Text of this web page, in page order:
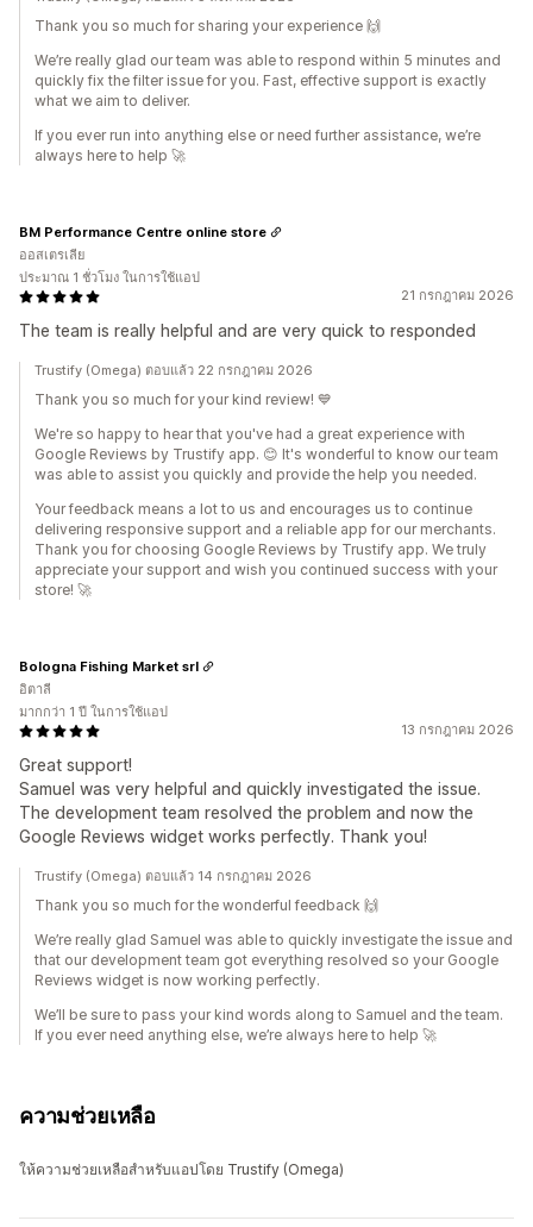
Thank you so much for sharing your experience 🙌
We’re really glad our team was able to respond within 5 minutes and
quickly fix the filter issue for you. Fast, effective support is exactly
what we aim to deliver.
If you ever run into anything else or need further assistance, we’re
always here to help 🚀
21 กรกฎาคม 2026
The team is really helpful and are very quick to responded
BM Performance Centre online store
ออสเตรเลีย
ประมาณ 1 ชั่วโมง ในการใช้แอป
Trustify (Omega) ตอบแล้ว 22 กรกฎาคม 2026
Thank you so much for your kind review! 💙
We're so happy to hear that you've had a great experience with
Google Reviews by Trustify app. 😊 It's wonderful to know our team
was able to assist you quickly and provide the help you needed.
Your feedback means a lot to us and encourages us to continue
delivering responsive support and a reliable app for our merchants.
Thank you for choosing Google Reviews by Trustify app. We truly
appreciate your support and wish you continued success with your
store! 🚀
13 กรกฎาคม 2026
Great support!
Samuel was very helpful and quickly investigated the issue.
The development team resolved the problem and now the
Google Reviews widget works perfectly. Thank you!
Bologna Fishing Market srl
อิตาลี
มากกว่า 1 ปี ในการใช้แอป
Trustify (Omega) ตอบแล้ว 14 กรกฎาคม 2026
Thank you so much for the wonderful feedback 🙌
We’re really glad Samuel was able to quickly investigate the issue and
that our development team got everything resolved so your Google
Reviews widget is now working perfectly.
We’ll be sure to pass your kind words along to Samuel and the team.
If you ever need anything else, we’re always here to help 🚀
ความช่วยเหลือ
ให้ความช่วยเหลือสำหรับแอปโดย Trustify (Omega)